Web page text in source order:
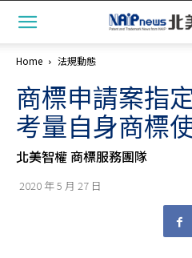
Home 法規動態
商標申請案指
考量自身商標
北美智權 商標服務團隊
2020 年 5 月 27 日